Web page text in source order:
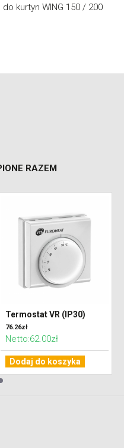
kurtyn WING 150 / 200
RAZEM
Termostat VR (IP30)
76.26zł
Netto:62.00zł
Dodaj do koszyka